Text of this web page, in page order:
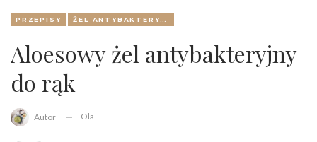
PRZEPISY
Aloesowy żel antybakteryjny
do rąk
Autor Ola